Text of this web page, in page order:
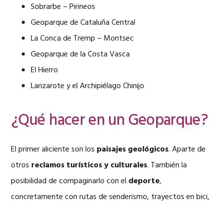
Sobrarbe – Pirineos
Geoparque de Cataluña Central
La Conca de Tremp – Montsec
Geoparque de la Costa Vasca
El Hierro
Lanzarote y el Archipiélago Chinijo
¿Qué hacer en un Geoparque?
El primer aliciente son los paisajes geológicos. Aparte de
otros reclamos turísticos y culturales. También la
posibilidad de compaginarlo con el deporte,
concretamente con rutas de senderismo, trayectos en bici,